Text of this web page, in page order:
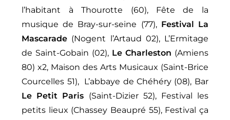
l’habitant à Thourotte (60), Fête de la
musique de Bray-sur-seine (77), Festival La
Mascarade (Nogent l’Artaud 02), L’Ermitage
de Saint-Gobain (02), Le Charleston (Amiens
80) x2, Maison des Arts Musicaux (Saint-Brice
Courcelles 51), L’abbaye de Chéhéry (08), Bar
Le Petit Paris (Saint-Dizier 52), Festival les
petits lieux (Chassey Beaupré 55), Festival ça